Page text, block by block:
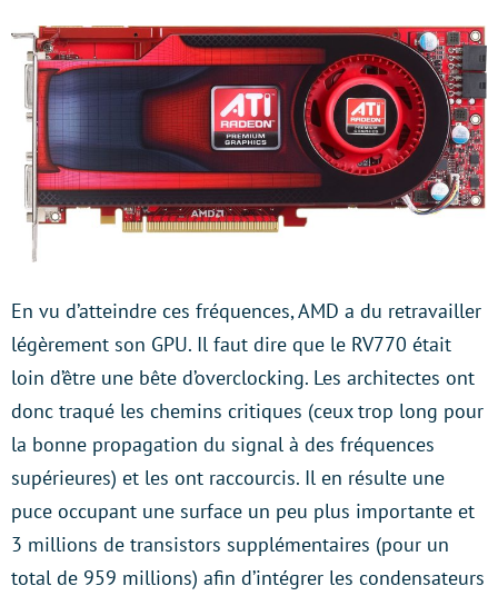
En vu d’atteindre ces fréquences, AMD a du retravailler
légèrement son GPU. Il faut dire que le RV770 était
loin d’être une bête d’overclocking. Les architectes ont
donc traqué les chemins critiques (ceux trop long pour
la bonne propagation du signal à des fréquences
supérieures) et les ont raccourcis. Il en résulte une
puce occupant une surface un peu plus importante et
3 millions de transistors supplémentaires (pour un
total de 959 millions) afin d’intégrer les condensateurs